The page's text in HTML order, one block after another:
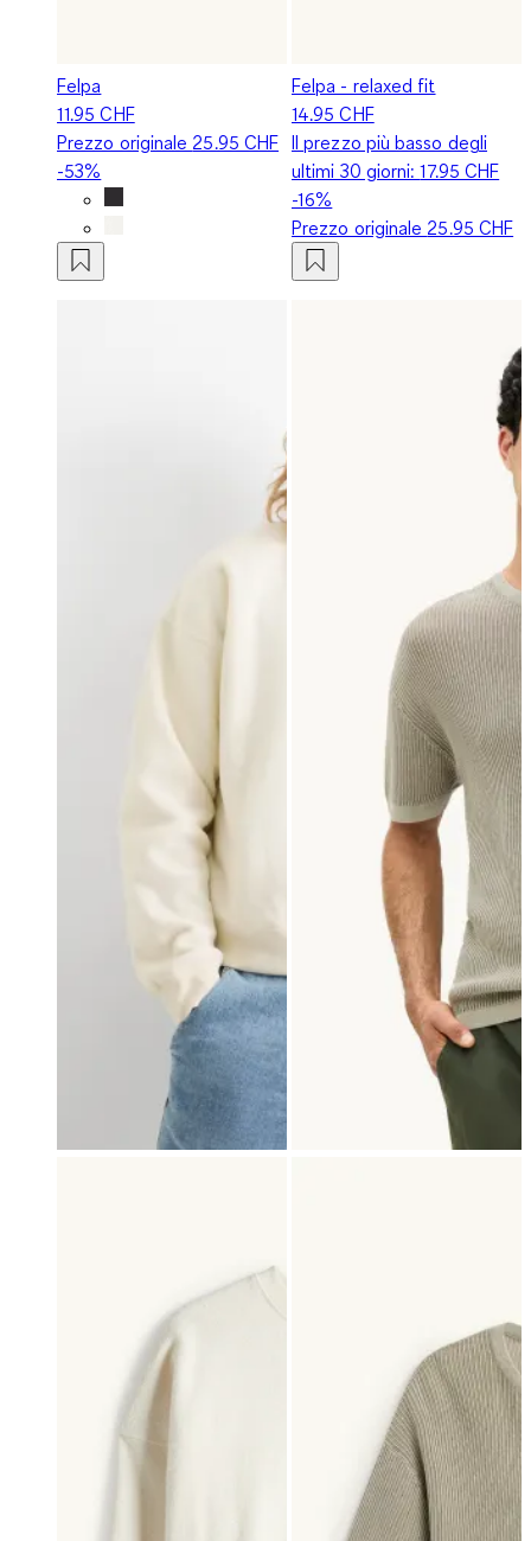
Felpa
11.95 CHF
Prezzo originale 25.95 CHF
-53%
Felpa - relaxed fit
14.95 CHF
Il prezzo più basso degli
ultimi 30 giorni:17.95 CHF
-16%
Prezzo originale 25.95 CHF